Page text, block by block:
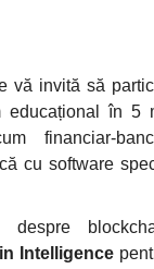
vă invită să
educațional în 5
financiar-
cu software
despre
Intelligence